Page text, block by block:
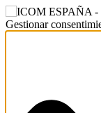
Gestionar